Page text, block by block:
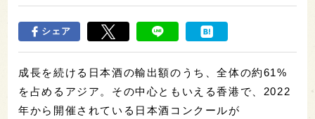
シェア
成長を続ける日本酒の輸出額のうち、全体の約61%
を占めるアジア。その中心ともいえる香港で、2022
年から開催されている日本酒コンクールが